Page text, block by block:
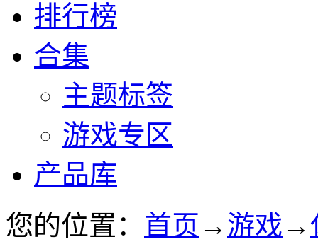
排行榜
合集
主题标签
游戏专区
产品库
您的位置： 首页 → 游戏 →